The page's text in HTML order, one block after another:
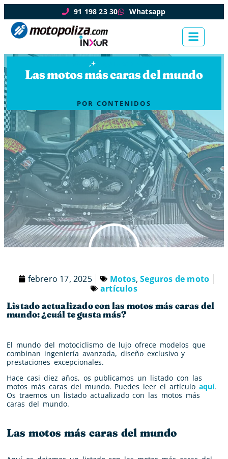
91 198 23 30 Whatsapp
,+
Las motos más caras del mundo
POR CONTENIDOS
febrero 17, 2025 Motos,Seguros de moto
artículos
Listado actualizado con las motos más caras del
mundo: ¿cuál te gusta más?
El mundo del motociclismo de lujo ofrece modelos que
combinan ingeniería avanzada, diseño exclusivo y
prestaciones excepcionales.
Hace casi diez años, os publicamos un listado con las
motos más caras del mundo. Puedes leer el artículo aquí.
Os traemos un listado actualizado con las motos más
caras del mundo.
Las motos más caras del mundo